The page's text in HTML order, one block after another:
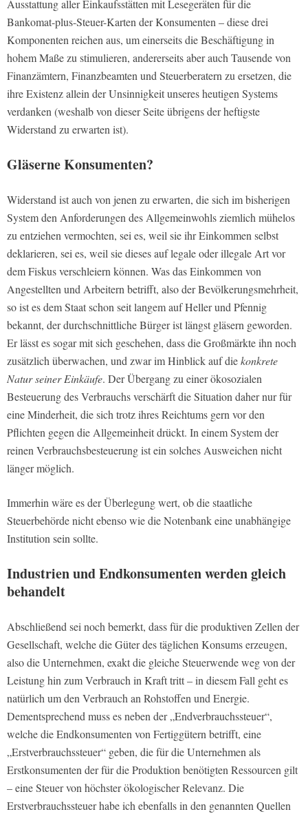
Ausstattung aller Einkaufsstätten mit Lesegeräten für die
Bankomat-plus-Steuer-Karten der Konsumenten – diese drei
Komponenten reichen aus, um einerseits die Beschäftigung in
hohem Maße zu stimulieren, andererseits aber auch Tausende von
Finanzämtern, Finanzbeamten und Steuerberatern zu ersetzen, die
ihre Existenz allein der Unsinnigkeit unseres heutigen Systems
verdanken (weshalb von dieser Seite übrigens der heftigste
Widerstand zu erwarten ist).
Gläserne Konsumenten?
Widerstand ist auch von jenen zu erwarten, die sich im bisherigen
System den Anforderungen des Allgemeinwohls ziemlich mühelos
zu entziehen vermochten, sei es, weil sie ihr Einkommen selbst
deklarieren, sei es, weil sie dieses auf legale oder illegale Art vor
dem Fiskus verschleiern können. Was das Einkommen von
Angestellten und Arbeitern betrifft, also der Bevölkerungsmehrheit,
so ist es dem Staat schon seit langem auf Heller und Pfennig
bekannt, der durchschnittliche Bürger ist längst gläsern geworden.
Er lässt es sogar mit sich geschehen, dass die Großmärkte ihn noch
zusätzlich überwachen, und zwar im Hinblick auf diekonkrete
Natur seiner Einkäufe. Der Übergang zu einer ökosozialen
Besteuerung des Verbrauchs verschärft die Situation daher nur für
eine Minderheit, die sich trotz ihres Reichtums gern vor den
Pflichten gegen die Allgemeinheit drückt. In einem System der
reinen Verbrauchsbesteuerung ist ein solches Ausweichen nicht
länger möglich.
Immerhin wäre es der Überlegung wert, ob die staatliche
Steuerbehörde nicht ebenso wie die Notenbank eine unabhängige
Institution sein sollte.
Industrien und Endkonsumenten werden gleich
behandelt
Abschließend sei noch bemerkt, dass für die produktiven Zellen der
Gesellschaft, welche die Güter des täglichen Konsums erzeugen,
also die Unternehmen, exakt die gleiche Steuerwende weg von der
Leistung hin zum Verbrauch in Kraft tritt – in diesem Fall geht es
natürlich um den Verbrauch an Rohstoffen und Energie.
Dementsprechend muss es neben der „Endverbrauchssteuer“,
welche die Endkonsumenten von Fertiggütern betrifft, eine
„Erstverbrauchssteuer“ geben, die für die Unternehmen als
Erstkonsumenten der für die Produktion benötigten Ressourcen gilt
– eine Steuer von höchster ökologischer Relevanz. Die
Erstverbrauchssteuer habe ich ebenfalls in den genannten Quellen